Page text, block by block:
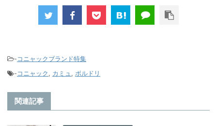
-コニャックブランド特集
-コニャック, カミュ , ボルドリ
関連記事